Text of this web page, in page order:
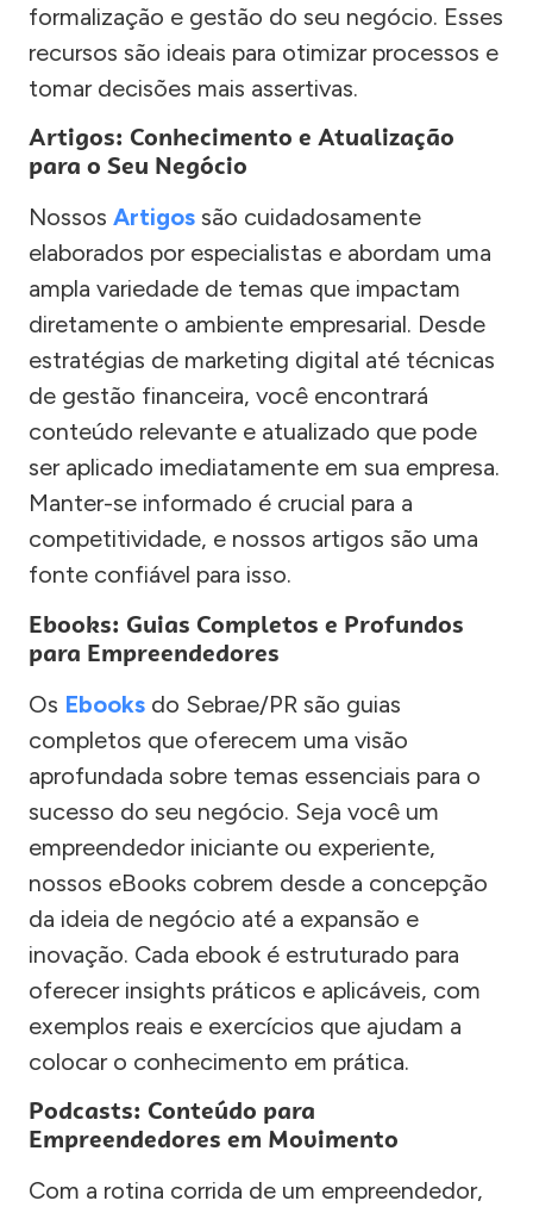
formalização e gestão do seu negócio. Esses
recursos são ideais para otimizar processos e
tomar decisões mais assertivas.
Artigos: Conhecimento e Atualização
para o Seu Negócio
Nossos Artigos são cuidadosamente
elaborados por especialistas e abordam uma
ampla variedade de temas que impactam
diretamente o ambiente empresarial. Desde
estratégias de marketing digital até técnicas
de gestão financeira, você encontrará
conteúdo relevante e atualizado que pode
ser aplicado imediatamente em sua empresa.
Manter-se informado é crucial para a
competitividade, e nossos artigos são uma
fonte confiável para isso.
Ebooks: Guias Completos e Profundos
para Empreendedores
Os Ebooks do Sebrae/PR são guias
completos que oferecem uma visão
aprofundada sobre temas essenciais para o
sucesso do seu negócio. Seja você um
empreendedor iniciante ou experiente,
nossos eBooks cobrem desde a concepção
da ideia de negócio até a expansão e
inovação. Cada ebook é estruturado para
oferecer insights práticos e aplicáveis, com
exemplos reais e exercícios que ajudam a
colocar o conhecimento em prática.
Podcasts: Conteúdo para
Empreendedores em Movimento
Com a rotina corrida de um empreendedor,